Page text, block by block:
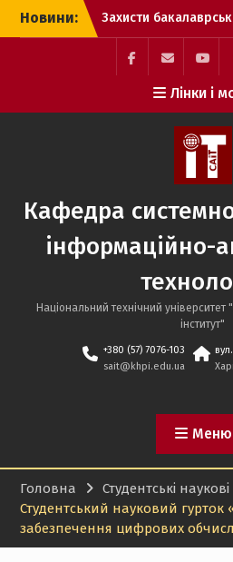
Перейти
Новини:
Захисти
кваліфікаційних
здобувачів вищої
спеціальності 124
Системний аналіз.
Захисти
кваліфікаційних робіт
здобувачів вищої
спеціальності 186
Видавництво та
поліграфія
Захисти
кваліфікаційних
спеціальності 122
Комп’ютерні науки.
Facebook
Mail
Лінки і
Кафедра
інформаційно-
Національний технічний університет
інститут"
+380 (57) 7076-103
sait@khpi.edu.ua
Меню
Головна
Студентські
Студентський науковий гурток
забезпечення цифрових